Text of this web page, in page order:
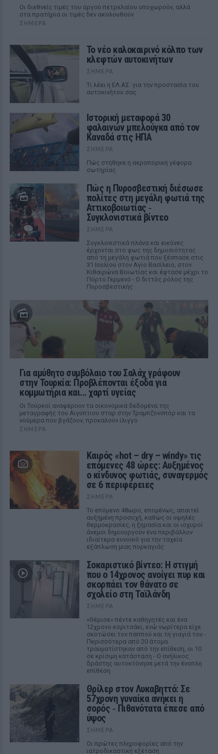
Οι διεθνείς τιμές του αργού πετρελαίου υποχωρούν, αλλά
στα πρατήρια οι τιμές δεν ακολουθούν
ΣΉΜΕΡΑ
Το νέο καλοκαιρινό κόλπο των
κλεφτών αυτοκινήτων
ΣΉΜΕΡΑ
Tι λέει η ΕΛ.ΑΣ. για την προστασία του
αυτοκινήτου σας
Ιστορική μεταφορά 30
φαλαινών μπελούγκα από τον
Καναδά στις ΗΠΑ
ΣΉΜΕΡΑ
Πώς στήθηκε η αεροπορική γέφυρα
σωτηρίας
Πώς η Πυροσβεστική διέσωσε
πολίτες στη μεγάλη φωτιά της
Αττικοβοιωτίας ‑
Συγκλονιστικά βίντεο
ΣΉΜΕΡΑ
Συγκλονιστικά πλάνα και εικόνες
έρχονται στο φως της δημοσιότητας
από τη μεγάλη φωτιά που ξέσπασε στις
31 Ιουλίου στον Αγιο Βασίλειο, στον
Κιθαιρώνα Βοιωτίας και έφτασε μέχρι το
Πόρτο Γερμενό - Ο διττός ρόλος της
Πυροσβεστικής
Για αμύθητο συμβόλαιο του Σαλάχ γράφουν
στην Τουρκία: Προβλέπονται έξοδα για
κομμωτήρια και... χαρτί υγείας
Οι Τούρκοί αναφέρουν τα οικονομικά δεδομένα της
μεταγραφής του Αιγύπτιου σταρ στην Τραμπζονσπόρ και τα
νούμερα που βγάζουν, προκαλούν ίλιγγο
ΣΉΜΕΡΑ
Καιρός «hot – dry – windy» τις
επόμενες 48 ώρες: Αυξημένος
ο κίνδυνος φωτιάς, συναγερμός
σε 6 περιφέρειες
ΣΉΜΕΡΑ
Το επόμενο 48ωρο, επομένως, απαιτεί
αυξημένη προσοχή, καθώς οι υψηλές
θερμοκρασίες, η ξηρασία και οι ισχυροί
άνεμοι δημιουργούν ένα περιβάλλον
ιδιαίτερα ευνοϊκό για την ταχεία
εξάπλωση μιας πυρκαγιάς
Σοκαριστικό βίντεο: Η στιγμή
που ο 14χρονος ανοίγει πυρ και
σκορπάει τον θάνατο σε
σχολείο στη Ταϊλάνδη
ΣΉΜΕΡΑ
«Θέρισε» πέντε καθηγητές και ένα
12χρονο κοριτσάκι, ενώ νωρίτερα είχε
σκοτώσει τον παππού και τη γιαγιά του -
Περισσότερα από 20 άτομα
τραυματίστηκαν από την επίθεση, οι 10
σε κρίσιμη κατάσταση - Ο ανήλικος
δράστης αυτοκτόνησε μετά την ένοπλη
επίθεση
Θρίλερ στον Λυκαβηττό: Σε
57χρονη γυναίκα ανήκει η
σορός ‑ Πιθανότατα έπεσε από
ύψος
ΣΉΜΕΡΑ
Οι πρώτες πληροφορίες από την
ιατροδικαστική εξέταση